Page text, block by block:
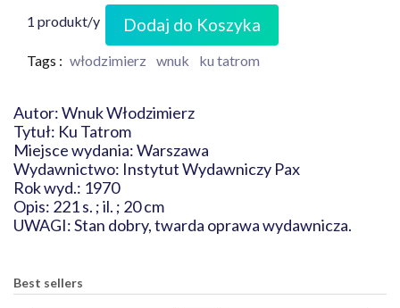
1 produkt/y Dodaj do Koszyka
Tags : włodzimierz wnuk ku tatrom
Autor: Wnuk Włodzimierz
Tytuł: Ku Tatrom
Miejsce wydania: Warszawa
Wydawnictwo: Instytut Wydawniczy Pax
Rok wyd.: 1970
Opis: 221 s. ; il. ; 20 cm
UWAGI: Stan dobry, twarda oprawa wydawnicza.
Best sellers